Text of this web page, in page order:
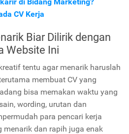
CV Kerja
Biar Dilirik dengan
Website Ini
tentu agar menarik haruslah
membuat CV yang
bisa memakan waktu yang
wording, urutan dan
para pencari kerja
menarik dan rapih juga enak